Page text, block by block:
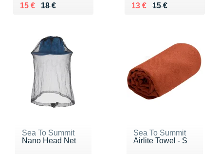
18 €
Au lieu de 18 €
15 €
Vendu 15 € 15 €
Au lieu de 15 €
13 €
Vendu 13 €
Sea To Summit
Nano Head Net
Sea To Summit
Airlite Towel - S